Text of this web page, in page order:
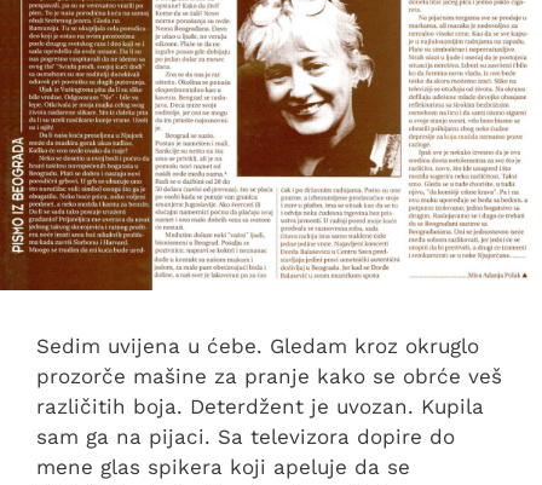
Sedim uvijena u ćebe. Gledam kroz okruglo
prozorče mašine za pranje kako se obrće veš
različitih boja. Deterdžent je uvozan. Kupila
sam ga na pijaci. Sa televizora dopire do
mene glas spikera koji apeluje da se